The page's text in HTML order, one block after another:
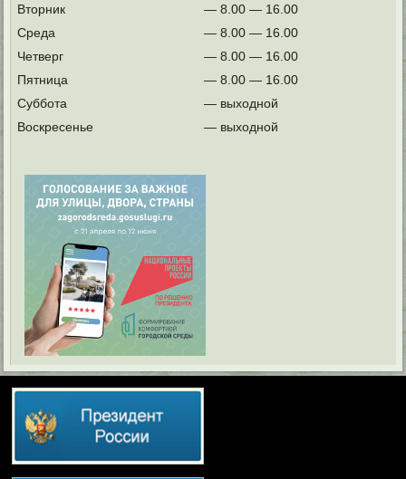
Вторник
— 8.00 — 16.00
Среда
— 8.00 — 16.00
Четверг
— 8.00 — 16.00
Пятница
— 8.00 — 16.00
Суббота
— выходной
Воскресенье
— выходной